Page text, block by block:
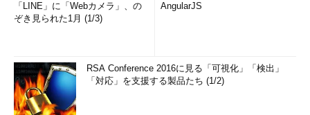
「LINE」に「Webカメラ」、の
ぞき見られた1月 (1/3)
AngularJS
RSA Conference 2016に見る「可視化」「検出」
「対応」を支援する製品たち (1/2)